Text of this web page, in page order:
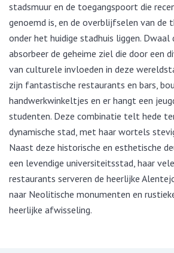
stadsmuur en de toegangspoort die
genoemd is, en de overblijfselen van de
onder het huidige stadhuis liggen.
absorbeer de geheime ziel die door een
van culturele invloeden in deze
zijn fantastische restaurants en bars,
handwerkwinkeltjes en er hangt een
studenten. Deze combinatie telt hede
dynamische stad, met haar wortels
Naast deze historische en esthetische
een levendige universiteitsstad, haar
restaurants serveren de heerlijke
naar Neolitische monumenten en
heerlijke afwisseling.